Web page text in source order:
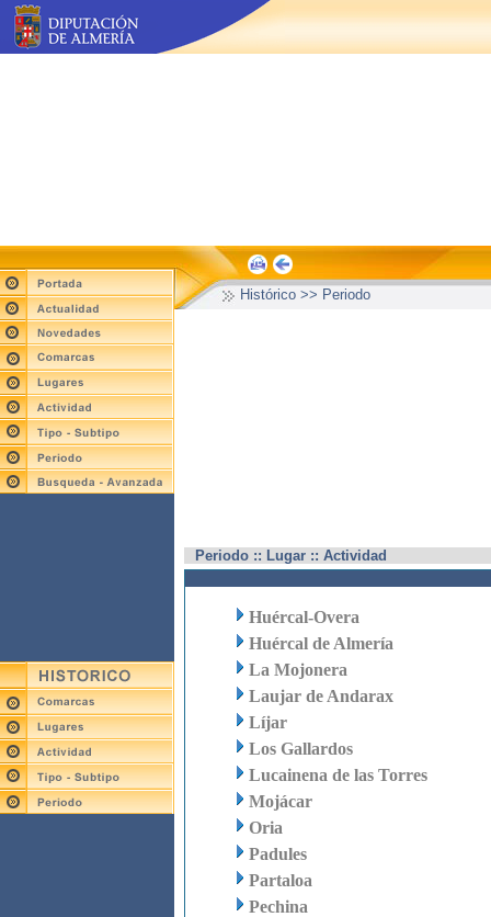
Histórico >> Periodo
Periodo :: Lugar :: Actividad
Huércal-Overa
Huércal de Almería
La Mojonera
Laujar de Andarax
Líjar
Los Gallardos
Lucainena de las Torres
Mojácar
Oria
Padules
Partaloa
Pechina